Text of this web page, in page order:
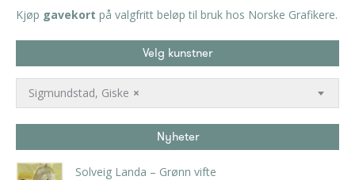
Kjøp gavekort på valgfritt beløp til bruk hos Norske Grafikere.
Velg kunstner
×
Sigmundstad, Giske
Nyheter
Solveig Landa – Grønn vifte